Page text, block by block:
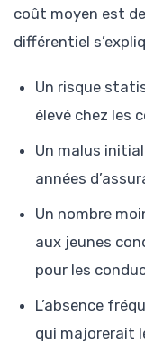
coût moyen est
différentiel
Un risque
élevé chez les
Un malus
années
Un nombre
aux jeunes
pour les
L’absence
qui majorerait